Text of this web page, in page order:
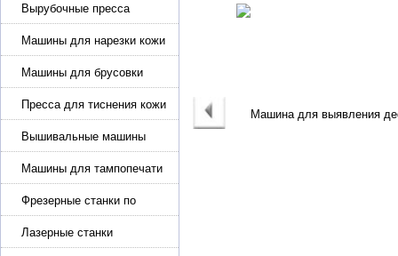
Вырубочные пресса
Машины для нарезки кожи
и стропы
Машины для брусовки
кожи,меха,поролона
Пресса для тиснения кожи
Вышивальные машины
Машины для тампопечати
Фрезерные станки по
металлу
Лазерные станки